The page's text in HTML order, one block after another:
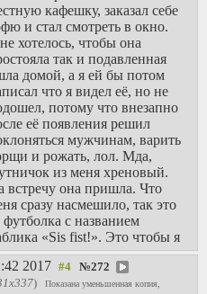
ответил:
неожиданно и
неприятно, но
спасибо за правду.
На следующий
день в сп у него
фемка не стояла и
до сих пор не
стоит. А фемка
подписалась на
дохуиллио
фемских
сообществ и из
всех щелей лезет
показывая, какая
она независимая и
какие мужики
козлы, с ними
кафешку, заказал себе
и стал смотреть в окно.
хотелось, чтобы она
так и подавленная
домой, а я ей бы потом
что я видел её, но не
потому что внезапно
её появления решил
мужчинам, варить
и рожать, лол. Мда,
из меня хреновый.
встречу она пришла. Что
сразу насмешило, так это
футболка с названием
«Sis fist!». Это чтобы я
сразу узнал. Я начал хихикать
ненормальный, только
мне пришлось обосраться
2017 №272
)
Показана уменьшенная копия,